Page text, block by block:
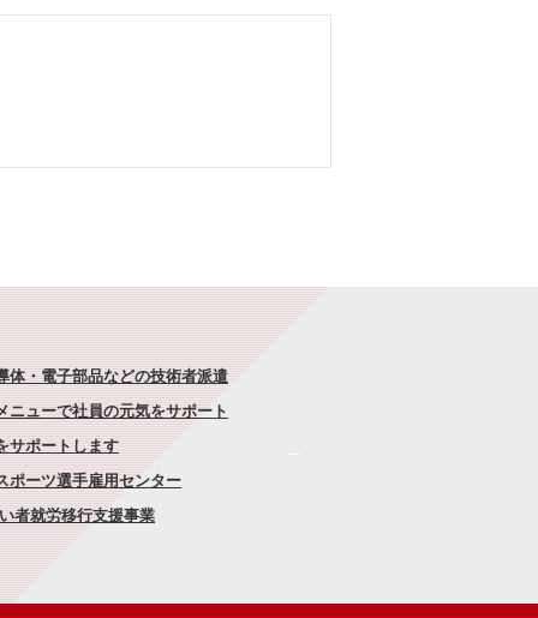
体・電子部品などの技術者派遣
ニューで社員の元気をサポート
サポートします
ポーツ選手雇用センター
者就労移行支援事業